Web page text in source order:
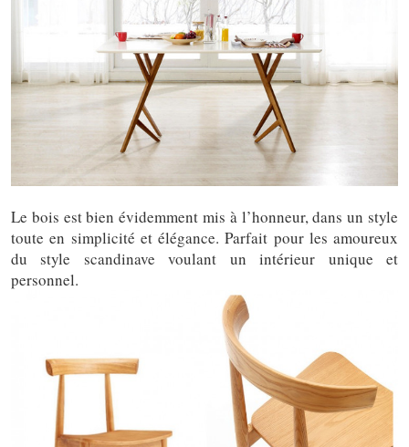
Le bois est bien évidemment mis à l’honneur, dans un style
toute en simplicité et élégance. Parfait pour les amoureux
du style scandinave voulant un intérieur unique et
personnel.